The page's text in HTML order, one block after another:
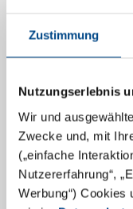
Zustimmung
Nutzungserlebnis
Wir und
Zwecke und, mit
(„einfache
Nutzererfahrung“,
Werbung“) Cookies